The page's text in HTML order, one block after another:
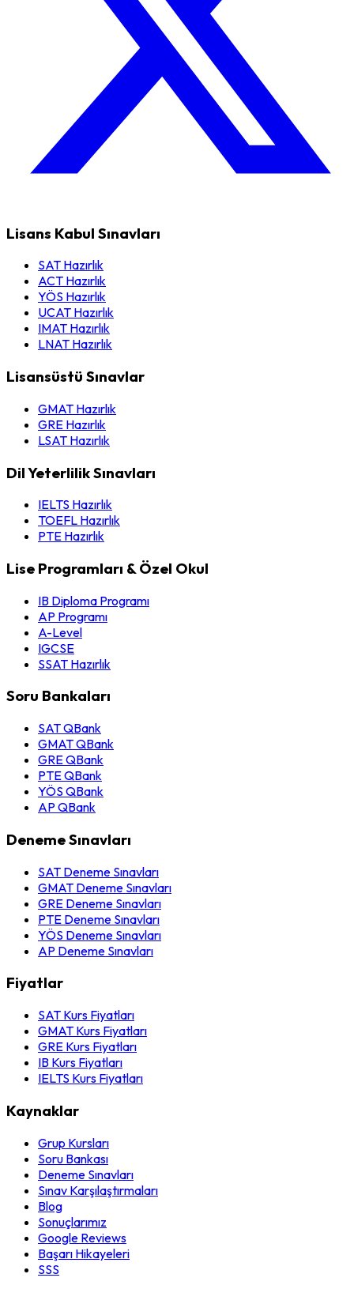
Lisans Kabul Sınavları
SAT Hazırlık
ACT Hazırlık
YÖS Hazırlık
UCAT Hazırlık
IMAT Hazırlık
LNAT Hazırlık
Lisansüstü Sınavlar
GMAT Hazırlık
GRE Hazırlık
LSAT Hazırlık
Dil Yeterlilik Sınavları
IELTS Hazırlık
TOEFL Hazırlık
PTE Hazırlık
Lise Programları & Özel Okul
IB Diploma Programı
AP Programı
A-Level
IGCSE
SSAT Hazırlık
Soru Bankaları
SAT QBank
GMAT QBank
GRE QBank
PTE QBank
YÖS QBank
AP QBank
Deneme Sınavları
SAT Deneme Sınavları
GMAT Deneme Sınavları
GRE Deneme Sınavları
PTE Deneme Sınavları
YÖS Deneme Sınavları
AP Deneme Sınavları
Fiyatlar
SAT Kurs Fiyatları
GMAT Kurs Fiyatları
GRE Kurs Fiyatları
IB Kurs Fiyatları
IELTS Kurs Fiyatları
Kaynaklar
Grup Kursları
Soru Bankası
Deneme Sınavları
Sınav Karşılaştırmaları
Blog
Sonuçlarımız
Google Reviews
Başarı Hikayeleri
SSS